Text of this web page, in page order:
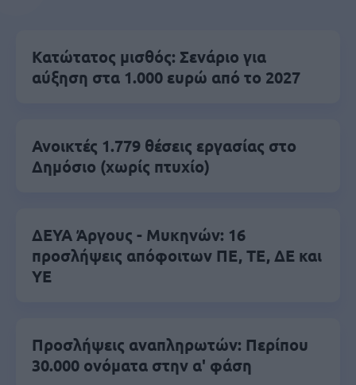
Κατώτατος μισθός: Σενάριο για
αύξηση στα 1.000 ευρώ από το 2027
Ανοικτές 1.779 θέσεις εργασίας στο
Δημόσιο (χωρίς πτυχίο)
ΔΕΥΑ Άργους - Μυκηνών: 16
προσλήψεις απόφοιτων ΠΕ, ΤΕ, ΔΕ και
ΥΕ
Προσλήψεις αναπληρωτών: Περίπου
30.000 ονόματα στην α' φάση